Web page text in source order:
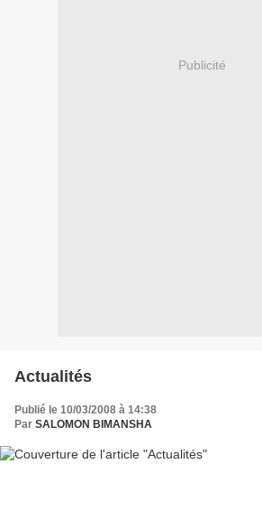
Publicité
Actualités
Publié le 10/03/2008 à 14:38
Par SALOMON BIMANSHA